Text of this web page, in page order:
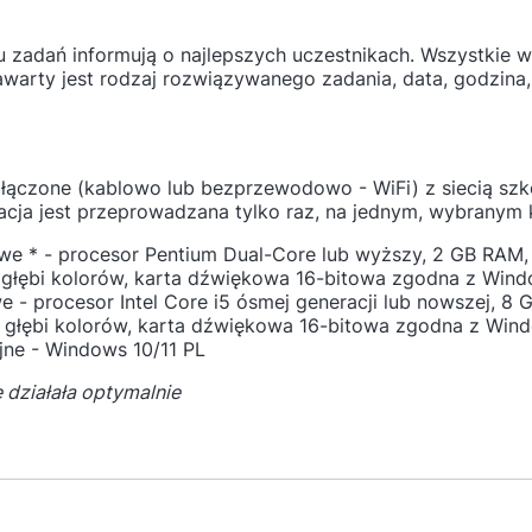
informują o najlepszych uczestnikach. Wszystkie
jest rodzaj rozwiązywanego zadania, data,
(kablowo lub bezprzewodowo - WiFi) z siecią
jest przeprowadzana tylko raz, na jednym, wybranym
* - procesor Pentium Dual-Core lub wyższy, 2 GB
kolorów, karta dźwiękowa 16-bitowa zgodna z
- procesor Intel Core i5 ósmej generacji lub nowszej, 8
kolorów, karta dźwiękowa 16-bitowa zgodna z
- Windows 10/11 PL
optymalnie